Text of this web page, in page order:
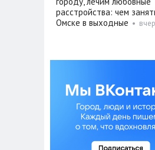
расстройства: чем
Омске в выходные •